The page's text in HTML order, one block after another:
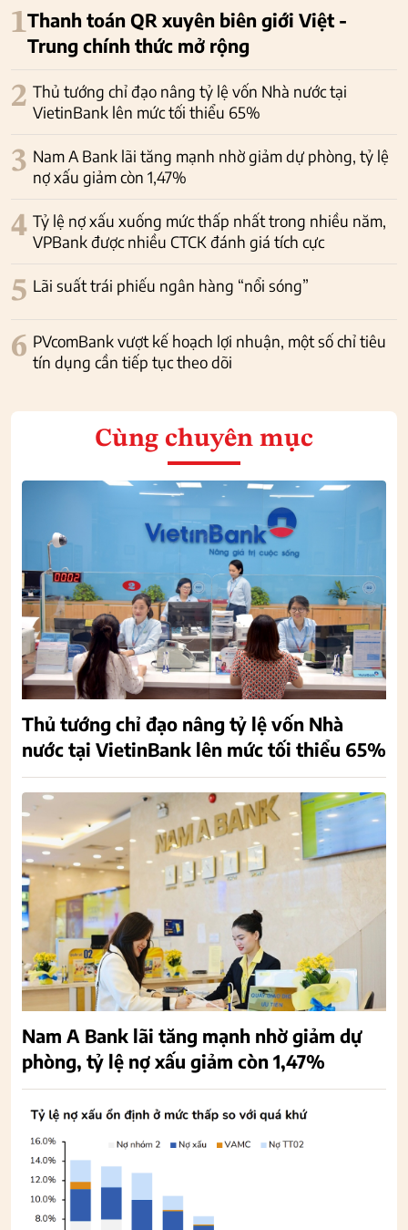
1Thanh toán QR xuyên biên giới Việt -
Trung chính thức mở rộng
2 Thủ tướng chỉ đạo nâng tỷ lệ vốn Nhà nước tại
VietinBank lên mức tối thiểu 65%
3 Nam A Bank lãi tăng mạnh nhờ giảm dự phòng, tỷ lệ
nợ xấu giảm còn 1,47%
4 Tỷ lệ nợ xấu xuống mức thấp nhất trong nhiều năm,
VPBank được nhiều CTCK đánh giá tích cực
5 Lãi suất trái phiếu ngân hàng “nổi sóng”
6 PVcomBank vượt kế hoạch lợi nhuận, một số chỉ tiêu
tín dụng cần tiếp tục theo dõi
Cùng chuyên mục
Thủ tướng chỉ đạo nâng tỷ lệ vốn Nhà
nước tại VietinBank lên mức tối thiểu 65%
Nam A Bank lãi tăng mạnh nhờ giảm dự
phòng, tỷ lệ nợ xấu giảm còn 1,47%